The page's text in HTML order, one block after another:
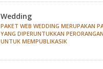
Wedding
PAKET WEB WEDDING MERUPAKAN
YANG DIPERUNTUKKAN PERORANGAN
UNTUK MEMPUBLIKASIK